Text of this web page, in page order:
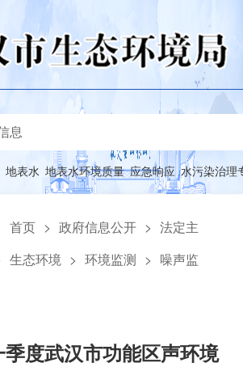
地表水 地表水环境质量 应急响应 水污染治理
首页 > 政府信息公开 > 法定主
生态环境 > 环境监测 > 噪声监
度武汉市功能区声环境